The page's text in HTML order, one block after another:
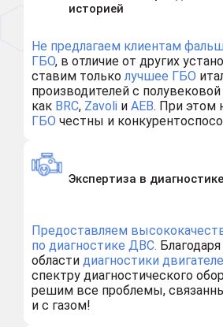
историей
Не предлагаем клиентам
ГБО, в отличие от других
ставим тольколучшее ГБО
производителей с
как BRC, Zavoli и AEB. При этом
ГБО честны и
Экспертиза в
Предоставляем
по диагностике ДВС.
области диагностики
спектру диагностического
решим все проблемы,
и с газом!